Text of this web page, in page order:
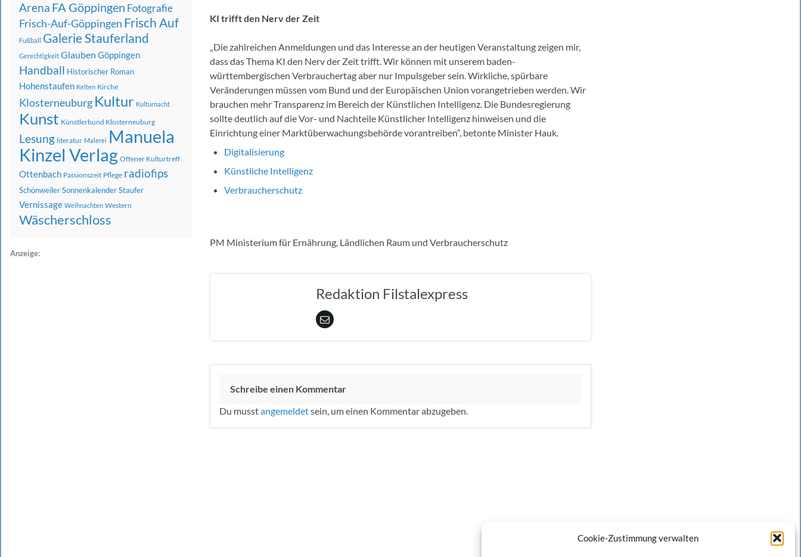
Cookie-Zustimmung verwalten
KI trifft den Nerv der Zeit
„Die zahlreichen Anmeldungen und das Interesse an der heutigen Veranstaltung zeigen mir,
dass das Thema KI den Nerv der Zeit trifft. Wir können mit unserem baden-
württembergischen Verbrauchertag aber nur Impulsgeber sein. Wirkliche, spürbare
Veränderungen müssen vom Bund und der Europäischen Union vorangetrieben werden. Wir
brauchen mehr Transparenz im Bereich der Künstlichen Intelligenz. Die Bundesregierung
sollte deutlich auf die Vor- und Nachteile Künstlicher Intelligenz hinweisen und die
Einrichtung einer Marktüberwachungsbehörde vorantreiben“, betonte Minister Hauk.
Digitalisierung
Künstliche Intelligenz
Verbraucherschutz
PM Ministerium für Ernährung, Ländlichen Raum und Verbraucherschutz
Redaktion Filstalexpress
Schreibe einen Kommentar
Du musstangemeldetsein, um einen Kommentar abzugeben.
Arena FA Göppingen Fotografie
Frisch-Auf-Göppingen Frisch Auf
Fußball Galerie Stauferland
Gerechtigkeit Glauben Göppingen
Handball Historischer Roman
Hohenstaufen Kelten Kirche
Klosterneuburg Kultur Kulturnacht
Kunst Künstlerbund Klosterneuburg
Lesung literatur Malerei Manuela
Kinzel Verlag Offener Kulturtreff
Ottenbach Passionszeit Pflege radiofips
SchönweilerSonnenkalenderStaufer
Vernissage Weihnachten Western
Wäscherschloss
Anzeige: